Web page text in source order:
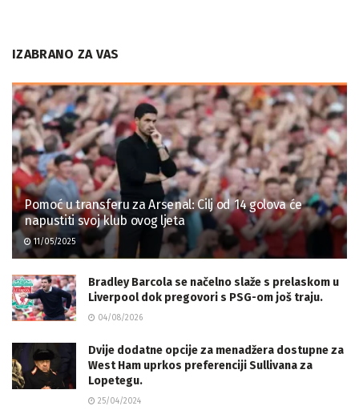
IZABRANO ZA VAS
Pomoć u transferu za Arsenal: Cilj od 14 golova će
napustiti svoj klub ovog ljeta
11/05/2025
Bradley Barcola se načelno slaže s prelaskom u
Liverpool dok pregovori s PSG-om još traju.
04/08/2026
Dvije dodatne opcije za menadžera dostupne za
West Ham uprkos preferenciji Sullivana za
Lopetegu.
25/04/2024